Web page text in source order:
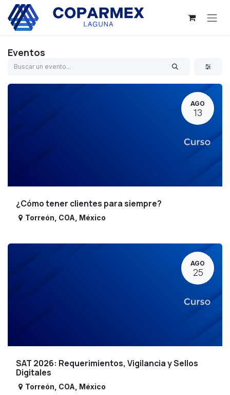
Ir al contenido
Eventos
AGO
13
¿Cómo tener clientes para siempre?
Torreón COA México
AGO
25
SAT 2026: Requerimientos, Vigilancia y Sellos
Digitales
Torreón COA México